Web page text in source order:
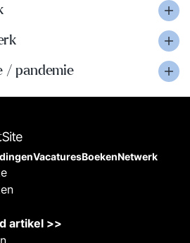
/ pandemie
VacaturesBoekenNetwerk
artikel >>